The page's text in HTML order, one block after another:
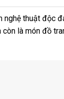
thuật độc
là món đồ